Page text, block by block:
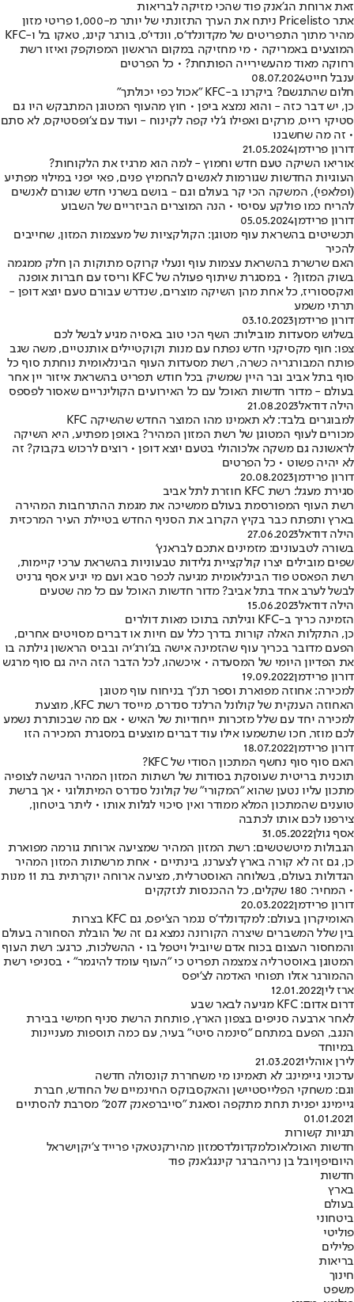
זאת ארוחת הג'אנק פוד שהכי מזיקה לבריאות
אתר Pricelisto ניתח את הערך התזונתי של יותר מ-1,000 פריטי מזון
מהיר מתוך התפריטים של מקדונלד'ס, וונדי'ס, בורגר קינג, טאקו בל ו-KFC
המוצעים באמריקה • מי מחזיקה במקום הראשון המפוקפק ואיזו רשת
רחוקה מאוד מהעשירייה הפותחת? • כל הפרטים
ענבל חייט08.07.2024
חלום שהתגשם? ביקרנו ב-KFC "אכול כפי יכולתך"
כן, יש דבר כזה - והוא נמצא ביפן • חוץ מהעוף המטוגן המתבקש היו גם
סטיקי רייס, מרקים ואפילו ג'לי קפה לקינוח - ועוד עם צ'ופסטיקס, לא סתם
• זה מה שחשבנו
דורון פרידמן21.05.2024
אוריאו השיקה טעם חדש וחמוץ - למה הוא מרגיז את הלקוחות?
העוגיות החדשות שגורמות לאנשים להחמיץ פנים, פאי יפני במילוי מפתיע
(ופלאפי), המשקה הכי קר בעולם וגם - בושם בשרני חדש שגורם לאנשים
להריח כמו פולקע עסיסי • הנה המוצרים הביזריים של השבוע
דורון פרידמן05.05.2024
תכשיטים בהשראת עוף מטוגן: הקולקציות של מעצמות המזון, שחייבים
להכיר
האם שרשרת בהשראת עצמות עוף ונעלי קרוקס מתוקות הן חלק ממגמה
בשוק המזון? • במסגרת שיתוף פעולה של KFC וריסז עם חברות אופנה
ואקססוריז, כל אחת מהן השיקה מוצרים, שנדרש עבורם טעם יוצא דופן -
תרתי משמע
דורון פרידמן03.10.2023
בשלוש מסעדות מובילות: השף הכי טוב באסיה מגיע לבשל לכם
צפו: חוף מקסיקני חדש נפתח עם מנות וקוקטיילים אותנטיים, משה שגב
פותח המבורגריה כשרה, רשת מסעדות העוף הבינלאומית נוחתת סוף כל
סוף בתל אביב ובר היין שמשיק בכל חודש תפריט בהשראת איזור יין אחר
בעולם - מדור חדשות האוכל עם כל האירועים הקולינריים שאסור לפספס
הילה דודאל21.08.2023
למבוגרים בלבד: לא תאמינו מהו המוצר החדש שהשיקה KFC
מכורים לעוף המטוגן של רשת המזון המהיר? באופן מפתיע, היא השיקה
לראשונה גם משקה אלכוהולי בטעם יוצא דופן • רוצים לרכוש בקבוק? זה
לא יהיה פשוט • כל הפרטים
דורון פרידמן20.08.2023
סגירת מעגל: רשת KFC חוזרת לתל אביב
רשת העוף המפורסמת בעולם ממשיכה את מגמת ההתרחבות המהירה
בארץ ותפתח כבר בקיץ הקרוב את הסניף החדש בטיילת העיר המרכזית
הילה דודאל27.06.2023
בשורה לטבעונים: מזמינים אתכם לבראנץ'
שפים מובילים יצרו קולקציית גלידות טבעוניות בהשראת ערכי קיימות,
רשת הפאסט פוד הבינלאומית מגיעה לכפר סבא ועם מי יגיע אסף גרניט
לבשל לערב אחד בתל אביב? מדור חדשות האוכל עם כל מה שטעים
הילה דודאל15.06.2023
הזמינה כריך ב-KFC וגילתה בתוכו מאות דולרים
כן, התקלות האלה קורות בדרך כלל עם חיות או דברים מסויטים אחרים,
הפעם מדובר בכריך עוף שהזמינה אישה בג'ורג'יה ובביס הראשון גילתה בו
את הפדיון היומי של המסעדה • איכשהו, לכל הדבר הזה היה גם סוף מרגש
דורון פרידמן19.09.2022
למכירה: אחוזה מפוארת וספר תנ"ך בניחוח עוף מטוגן
האחוזה הענקית של קולונל הרלנד סנדרס, מייסד רשת KFC, מוצעת
למכירה יחד עם שלל מזכרות ייחודיות של האיש • אם מה שבכותרת נשמע
לכם מוזר, חכו שתשמעו אילו עוד דברים מוצעים במסגרת המכירה הזו
דורון פרידמן18.07.2022
האם סוף סוף נחשף המתכון הסודי של KFC?
תוכנית בריטית שעוסקת בסודות של רשתות המזון המהיר הגישה לצופיה
מתכון עליו נטען שהוא "המקורי" של קולונל סנדרס המיתולוגי • אך ברשת
טוענים שהמתכון המלא ממודר ואין סיכוי לגלות אותו • ליתר ביטחון,
צירפנו לכם אותו לכתבה
אסף גולן31.05.2022
הגבולות מיטשטשים: רשת המזון המהיר שמציעה ארוחת גורמה מפוארת
כן, גם זה לא קורה בארץ לצערנו, בינתיים • אחת מרשתות המזון המהיר
הגדולות בעולם, בשלוחה האוסטרלית, מציעה ארוחה יוקרתית בת 11 מנות
• המחיר: 180 שקלים, כל ההכנסות לנזקקים
דורון פרידמן20.03.2022
האומיקרון בעולם: למקדונלד'ס נגמר הצ'יפס, גם KFC בצרות
בין שלל המשברים שיצרה הקורונה נמצא גם זה של הובלת הסחורה בעולם
והמחסור העצום בכוח אדם שיוביל ויטפל בו • ההשלכות, כרגע: רשת העוף
המטוגן באוסטרליה צמצמה תפריט כי "העוף עומד להיגמר" • בסניפי רשת
ההמורגר אזלו תפוחי האדמה לצ'יפס
ארז לין12.01.2022
דרום אדום: KFC מגיעה לבאר שבע
לאחר ארבעה סניפים בצפון הארץ, פותחת הרשת סניף חמישי בבירת
הנגב, הפעם במתחם "סינמה סיטי" בעיר, עם כמה תוספות מעניינות
במיוחד
לירן אוהלי21.03.2021
עדכוני גיימינג: לא תאמינו מי משחררת קונסולה חדשה
וגם: משחקי הפלייסטיישן והאקסבוקס החינמיים של החודש, חברת
גיימינג יפנית תחת מתקפה וסאגת "סייברפאנק 2077" מסרבת להסתיים
01.01.2021
תגיות קשורות
חדשות האוכלאוכלמקדונלדסמזון מהירקנטאקי פרייד צ'יקןישראל
היוםיפןיובל בן נריהברגר קינגג'אנק פוד
חדשות
בארץ
בעולם
ביטחוני
פוליטי
פלילים
בריאות
חינוך
משפט